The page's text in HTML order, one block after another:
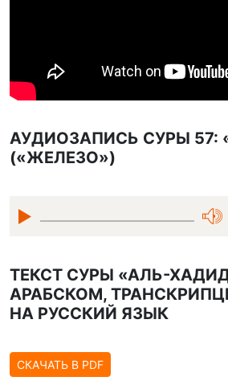
АУДИОЗАПИСЬ СУРЫ 57:
(«ЖЕЛЕЗО»)
ТЕКСТ СУРЫ «АЛЬ-
АРАБСКОМ,
НА РУССКИЙ ЯЗЫК
СКАЧАТЬ В PDF